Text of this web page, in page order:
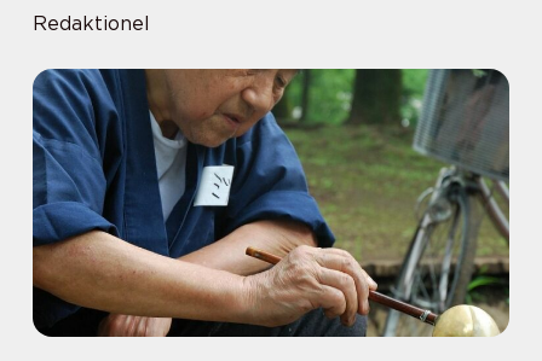
Redaktionel